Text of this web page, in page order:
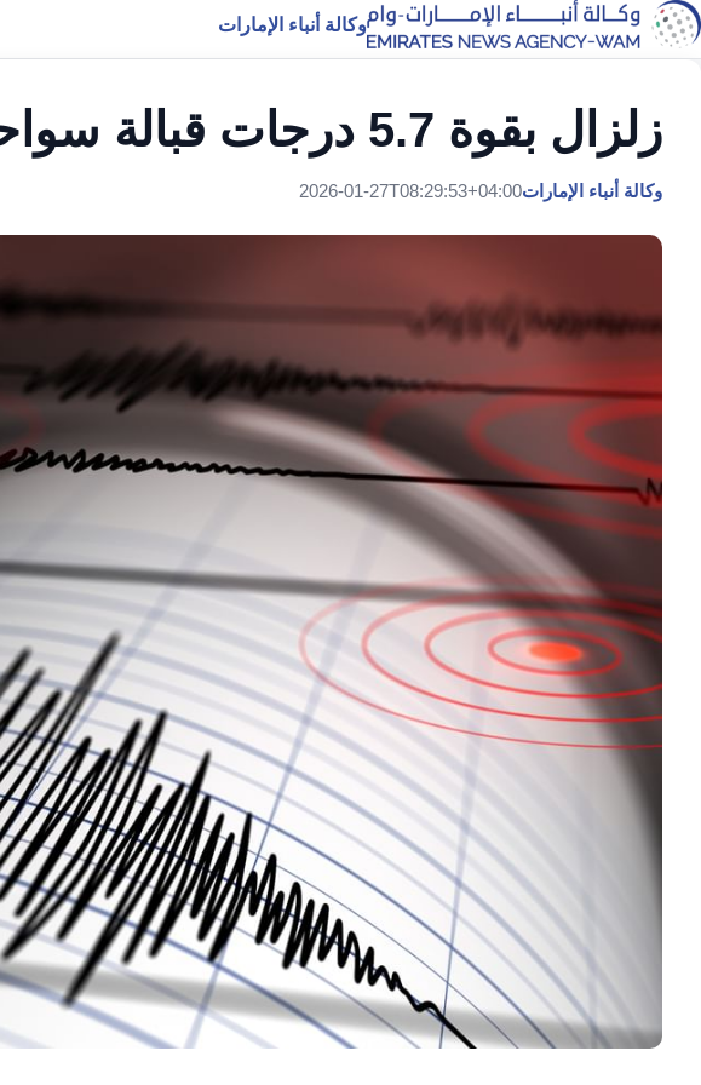
وكالة أنباء الإمارات
زلزال بقوة 5.7 درجات قبالة سواحل إندونيسيا
وكالة أنباء الإمارات2026-01-27T08:29:53+04:00